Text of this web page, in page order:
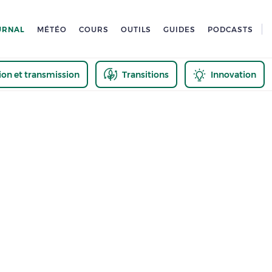
MÉTÉO COURS OUTILS GUIDES PODCASTS
et transmission Transitions Innovation